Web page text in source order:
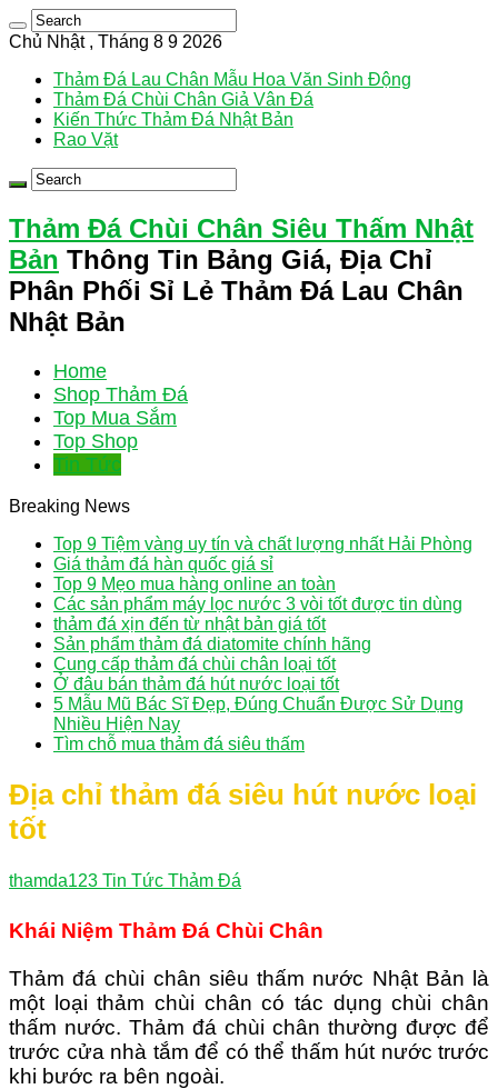
Chủ Nhật , Tháng 8 9 2026
Thảm Đá Lau Chân Mẫu Hoa Văn Sinh Động
Thảm Đá Chùi Chân Giả Vân Đá
Kiến Thức Thảm Đá Nhật Bản
Rao Vặt
Thảm Đá Chùi Chân Siêu Thấm Nhật
Bản Thông Tin Bảng Giá, Địa Chỉ
Phân Phối Sỉ Lẻ Thảm Đá Lau Chân
Nhật Bản
Home
Shop Thảm Đá
Top Mua Sắm
Top Shop
Tin Tức
Breaking News
Top 9 Tiệm vàng uy tín và chất lượng nhất Hải Phòng
Giá thảm đá hàn quốc giá sỉ
Top 9 Mẹo mua hàng online an toàn
Các sản phẩm máy lọc nước 3 vòi tốt được tin dùng
thảm đá xịn đến từ nhật bản giá tốt
Sản phẩm thảm đá diatomite chính hãng
Cung cấp thảm đá chùi chân loại tốt
Ở đâu bán thảm đá hút nước loại tốt
5 Mẫu Mũ Bác Sĩ Đẹp, Đúng Chuẩn Được Sử Dụng
Nhiều Hiện Nay
Tìm chỗ mua thảm đá siêu thấm
Địa chỉ thảm đá siêu hút nước loại
tốt
thamda123 Tin Tức Thảm Đá
Khái Niệm Thảm Đá Chùi Chân
Thảm đá chùi chân siêu thấm nước Nhật Bản là
một loại thảm chùi chân có tác dụng chùi chân
thấm nước. Thảm đá chùi chân thường được để
trước cửa nhà tắm để có thể thấm hút nước trước
khi bước ra bên ngoài.